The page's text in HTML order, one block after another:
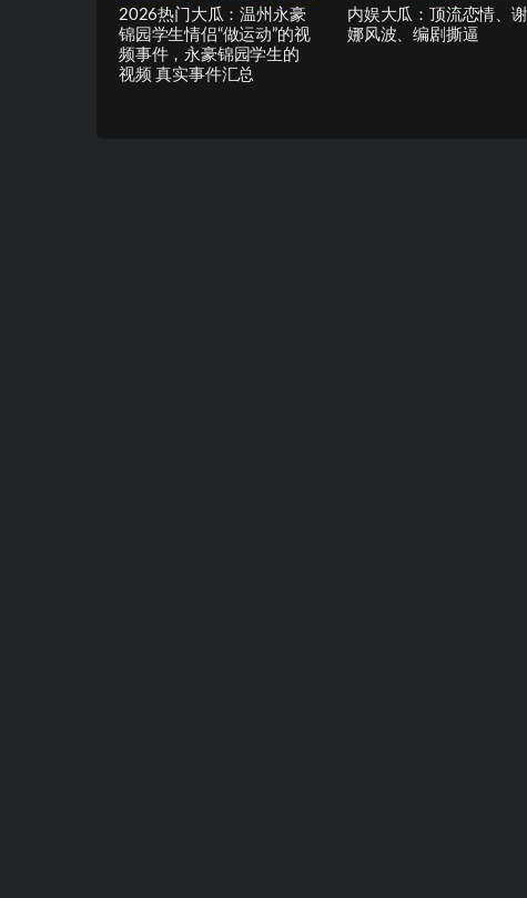
2026热门大瓜：温州永豪
锦园学生情侣“做运动”的视
频事件，永豪锦园学生的
视频 真实事件汇总
内娱大瓜：顶流恋情、谢
娜风波、编剧撕逼